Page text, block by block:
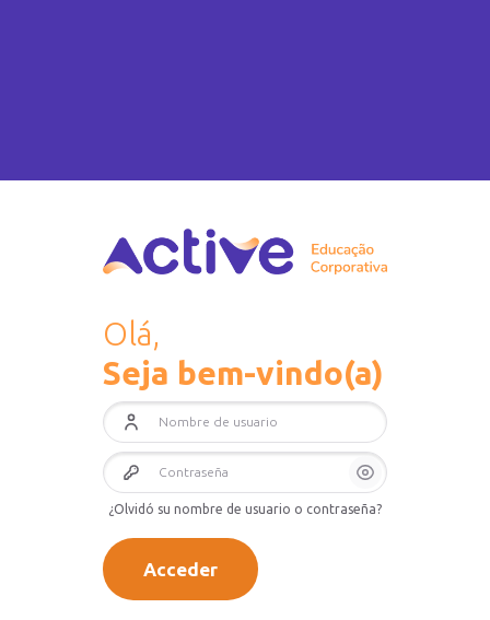
Salta al contenido principal
Olá,
Seja bem-vindo(a)
Nombre de usuario
Contraseña
¿Olvidó su nombre de usuario o contraseña?
Acceder